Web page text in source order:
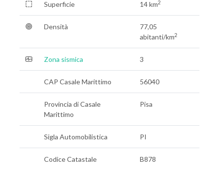
Superficie 14 km2
Densità
77,05
abitanti/km2
Zona sismica 3
CAP Casale Marittimo 56040
Provincia di Casale
Marittimo
Pisa
Sigla Automobilistica PI
Codice Catastale B878